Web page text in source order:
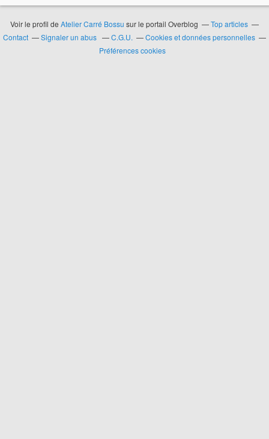
Voir le profil de Atelier Carré Bossu sur le portail Overblog
Top articles
Contact
Signaler un abus C.G.U.
Cookies et données personnelles
Préférences cookies